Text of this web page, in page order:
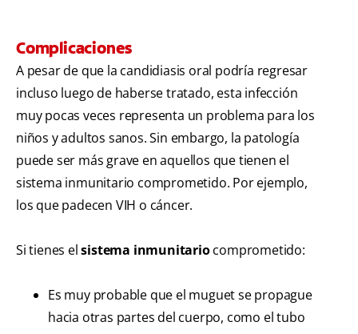
Complicaciones
A pesar de que la candidiasis oral podría regresar
incluso luego de haberse tratado, esta infección
muy pocas veces representa un problema para los
niños y adultos sanos. Sin embargo, la patología
puede ser más grave en aquellos que tienen el
sistema inmunitario comprometido. Por ejemplo,
los que padecen VIH o cáncer.
Si tienes elsistema inmunitariocomprometido:
Es muy probable que el muguet se propague
hacia otras partes del cuerpo, como el tubo